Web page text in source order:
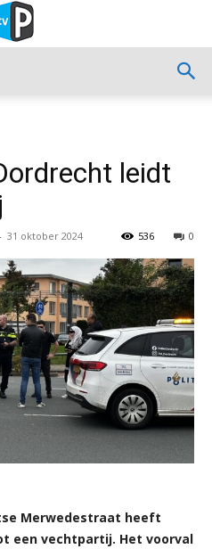
leidt
31 oktober 2024 0
536
Merwedestraat heeft
een vechtpartij. Het voorval